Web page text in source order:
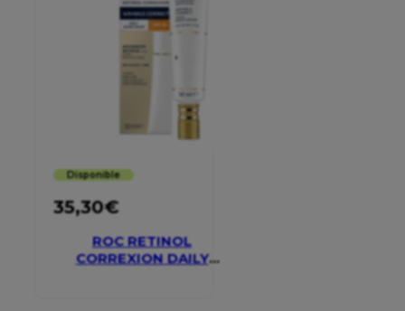
Disponible
35,30€
ROC RETINOL
CORREXION DAILY